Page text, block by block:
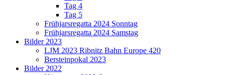
Tag 4
Tag 5
Frühjarsregatta 2024 Sonntag
Frühjarsregatta 2024 Samstag
Bilder 2023
LJM 2023 Ribnitz Bahn Europe 420
Bersteinpokal 2023
Bilder 2022